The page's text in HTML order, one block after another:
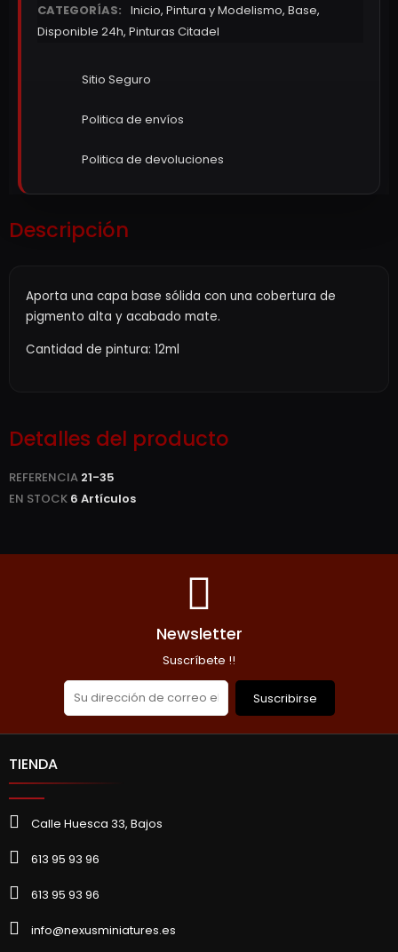
CATEGORÍAS: Inicio, Pintura y Modelismo, Base,
Disponible 24h, Pinturas Citadel
Sitio Seguro
Politica de envíos
Politica de devoluciones
Descripción
Aporta una capa base sólida con una cobertura de
pigmento alta y acabado mate.
Cantidad de pintura: 12ml
Detalles del producto
REFERENCIA 21-35
EN STOCK 6 Artículos
Newsletter
Suscríbete !!
Suscribirse
TIENDA
Calle Huesca 33, Bajos
613 95 93 96
613 95 93 96
info@nexusminiatures.es